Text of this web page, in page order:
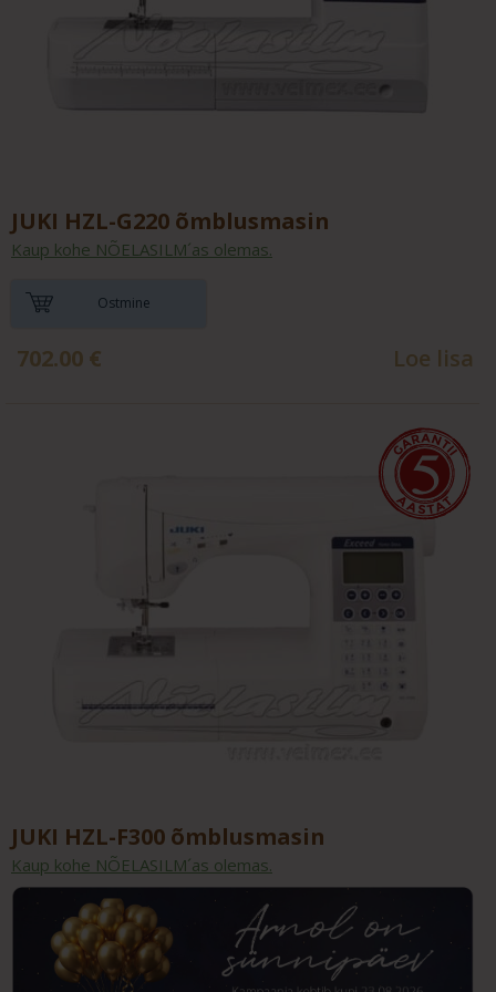
JUKI HZL-G220 õmblusmasin
Kaup kohe NÕELASILM´as olemas.
Ostmine
702.00 € Loe lisa
JUKI HZL-F300 õmblusmasin
Kaup kohe NÕELASILM´as olemas.